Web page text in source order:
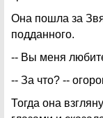
Она пошла за
подданного.
-- Вы меня
-- За что? --
Тогда она